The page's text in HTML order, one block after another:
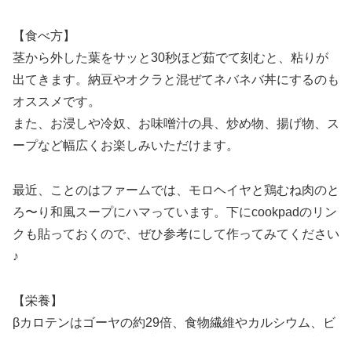
【食べ方】
茎から外した葉をサッと30秒ほど茹でて刻むと、粘りが
出てきます。納豆やオクラと混ぜてネバネバ丼にするのも
オススメです。
また、お浸しや冷奴、お味噌汁の具、炒め物、揚げ物、ス
ープなど幅広くお楽しみいただけます。
最近、ことのはファームでは、モロヘイヤと鶏むね肉のと
ろ〜り和風スープにハマっています。下にcookpadのリン
クも貼っておくので、ぜひ参考にして作ってみてください
♪
【栄養】
βカロテンはゴーヤの約29倍、食物繊維やカルシウム、ビ